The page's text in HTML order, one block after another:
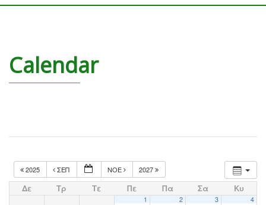
Calendar
2025 ΣΕΠ ΝΟΈ 2027
Δε Τρ Τε Πε Πα Σα Κυ
1 2 3 4